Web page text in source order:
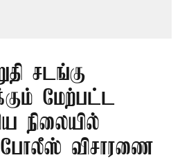
சடங்கு
மேற்பட்ட
நிலையில்
போலீஸ் விசாரணை